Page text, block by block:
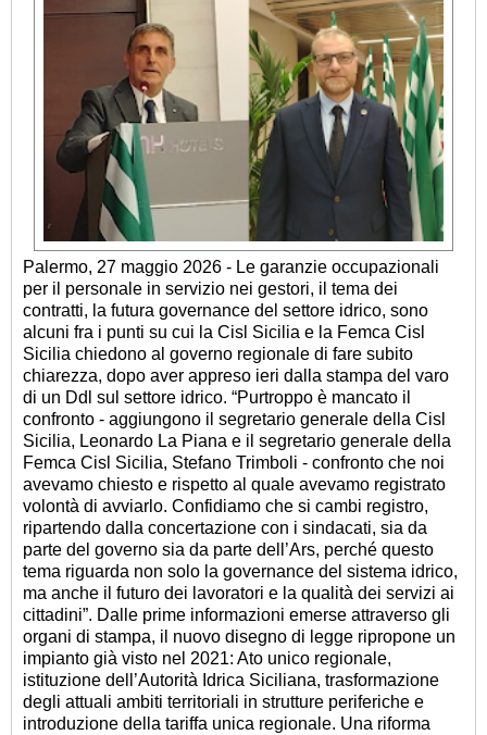
Palermo, 27 maggio 2026 - Le garanzie occupazionali
per il personale in servizio nei gestori, il tema dei
contratti, la futura governance del settore idrico, sono
alcuni fra i punti su cui la Cisl Sicilia e la Femca Cisl
Sicilia chiedono al governo regionale di fare subito
chiarezza, dopo aver appreso ieri dalla stampa del varo
di un Ddl sul settore idrico. “Purtroppo è mancato il
confronto - aggiungono il segretario generale della Cisl
Sicilia, Leonardo La Piana e il segretario generale della
Femca Cisl Sicilia, Stefano Trimboli - confronto che noi
avevamo chiesto e rispetto al quale avevamo registrato
volontà di avviarlo. Confidiamo che si cambi registro,
ripartendo dalla concertazione con i sindacati, sia da
parte del governo sia da parte dell’Ars, perché questo
tema riguarda non solo la governance del sistema idrico,
ma anche il futuro dei lavoratori e la qualità dei servizi ai
cittadini”. Dalle prime informazioni emerse attraverso gli
organi di stampa, il nuovo disegno di legge ripropone un
impianto già visto nel 2021: Ato unico regionale,
istituzione dell’Autorità Idrica Siciliana, trasformazione
degli attuali ambiti territoriali in strutture periferiche e
introduzione della tariffa unica regionale. Una riforma